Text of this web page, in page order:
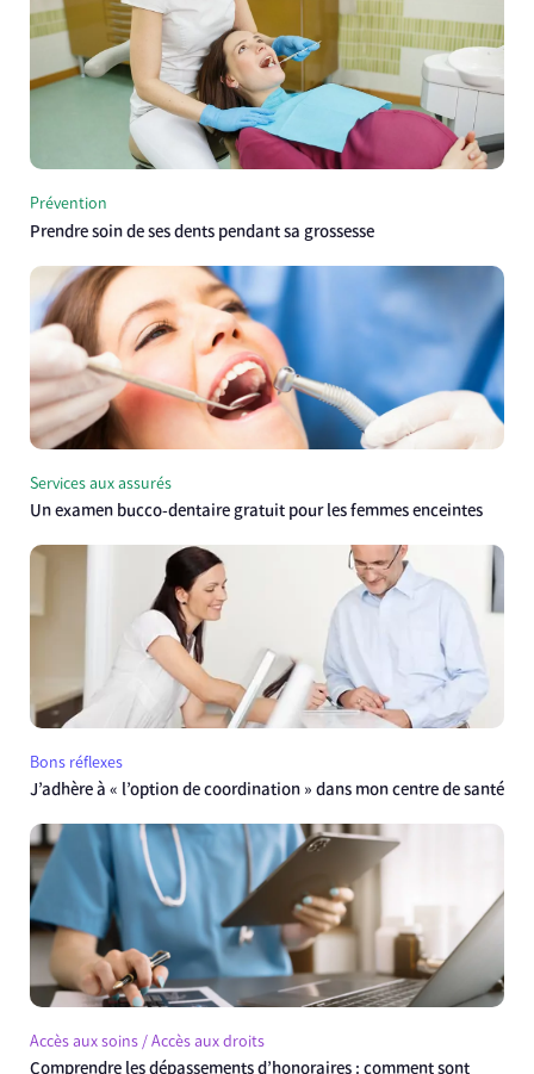
Prévention
Prendre soin de ses dents pendant sa grossesse
Services aux assurés
Un examen bucco-dentaire gratuit pour les femmes enceintes
Bons réflexes
J’adhère à « l’option de coordination » dans mon centre de santé
Accès aux soins / Accès aux droits
Comprendre les dépassements d’honoraires : comment sont